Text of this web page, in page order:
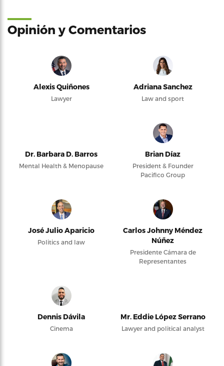
Opinión y Comentarios
Alexis Quiñones
Lawyer
Adriana Sanchez
Law and sport
Dr. Barbara D. Barros
Mental Health & Menopause
Brian Díaz
President & Founder
Pacifico Group
José Julio Aparicio
Politics and law
Carlos Johnny Méndez
Núñez
Presidente Cámara de
Representantes
Dennis Dávila
Cinema
Mr. Eddie López Serrano
Lawyer and political analyst